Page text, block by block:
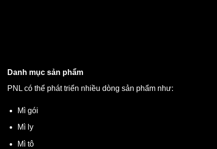
Danh mục sản phẩm
PNL có thể phát triển nhiều dòng sản phẩm như:
Mì gói
Mì ly
Mì tô